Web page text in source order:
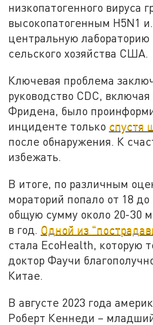
низкопатогенного вируса
высокопатогенным H5N1
центральную
сельского хозяйства США.
Ключевая проблема
руководство CDC,
Фридена, было
инциденте только спустя
после обнаружения. К
избежать.
В итоге, по различным
мораторий попало от 18 до
общую сумму около 20-30
в год. Одной из
стала EcoHealth, которую
доктор Фаучи
Китае.
В августе 2023 года
Роберт Кеннеди –